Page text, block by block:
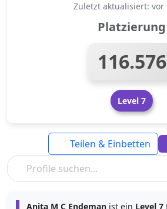
Zuletzt aktualisiert: vor
Platzierung
116.576
Level 7
Teilen & Einbetten
Anita M C Endeman ist ein Level 7